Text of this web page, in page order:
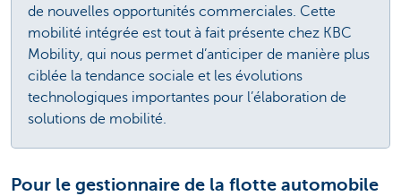
de nouvelles opportunités commerciales. Cette
mobilité intégrée est tout à fait présente chez KBC
Mobility, qui nous permet d’anticiper de manière plus
ciblée la tendance sociale et les évolutions
technologiques importantes pour l’élaboration de
solutions de mobilité.
Pour le gestionnaire de la flotte automobile